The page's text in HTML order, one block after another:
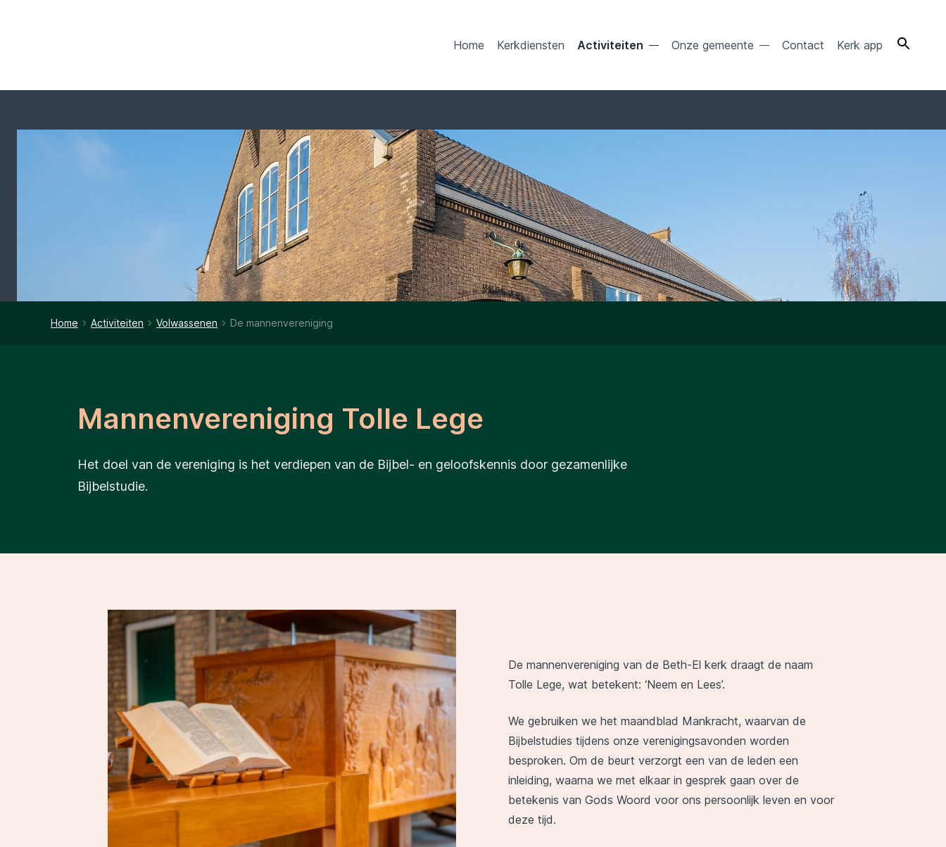
Home Kerkdiensten Activiteiten Onze gemeente Contact Kerk app
Home Activiteiten Volwassenen De mannenvereniging
Mannenvereniging Tolle Lege
Het doel van de vereniging is het verdiepen van de Bijbel- en geloofskennis door gezamenlijke
Bijbelstudie.
De mannenvereniging van de Beth-El kerk draagt de naam
Tolle Lege, wat betekent: ‘Neem en Lees’.
We gebruiken we het maandblad Mankracht, waarvan de
Bijbelstudies tijdens onze verenigingsavonden worden
besproken. Om de beurt verzorgt een van de leden een
inleiding, waarna we met elkaar in gesprek gaan over de
betekenis van Gods Woord voor ons persoonlijk leven en voor
deze tijd.